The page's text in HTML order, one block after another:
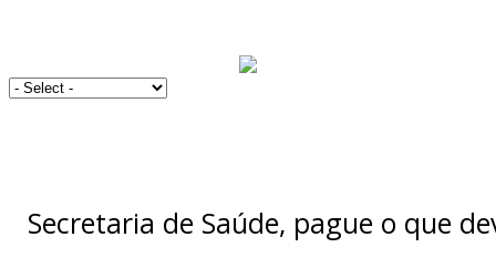
Secretaria de Saúde, pague o que